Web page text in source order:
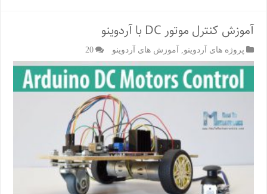
آموزش کنترل موتور DC با آردوینو
پروژه های آردوینو, آموزش های آردوینو 20